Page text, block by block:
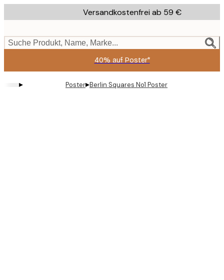
to
content.
Versandkostenfrei ab 59 €
Suche Produkt, Name, Marke...
40% auf Poster*
▸ Poster▸Berlin Squares No1 Poster